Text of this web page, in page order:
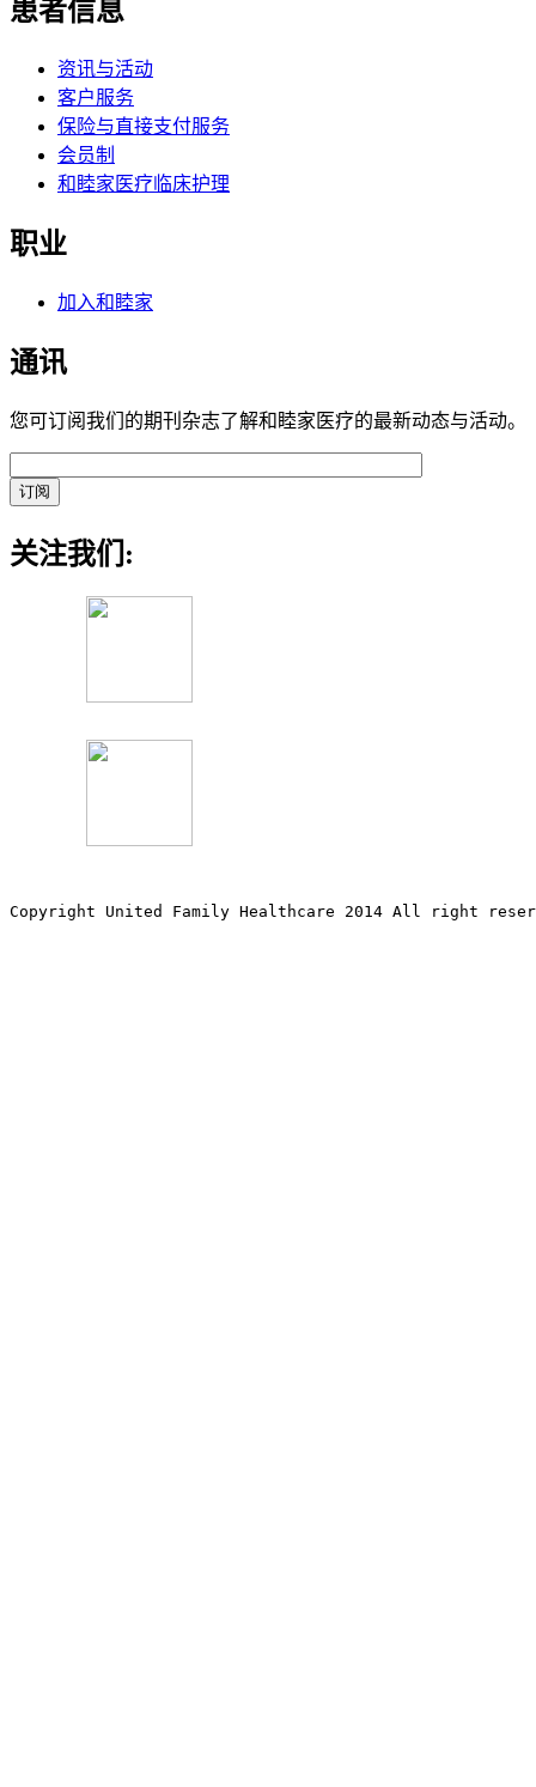
患者信息
资讯与活动
客户服务
保险与直接支付服务
会员制
和睦家医疗临床护理
职业
加入和睦家
通讯
您可订阅我们的期刊杂志了解和睦家医疗的最新动态与活动。
关注我们:
Copyright United Family Healthcare 2014 All right